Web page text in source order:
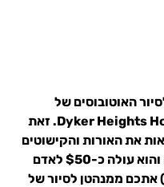
האוטובוסים של
Dyker Heights Holiday Lights. זאת
את האורות והקישוטים
ברחבי השכונה והוא עולה כ-$50 לאדם
אתכם ממנהטן לסיור של